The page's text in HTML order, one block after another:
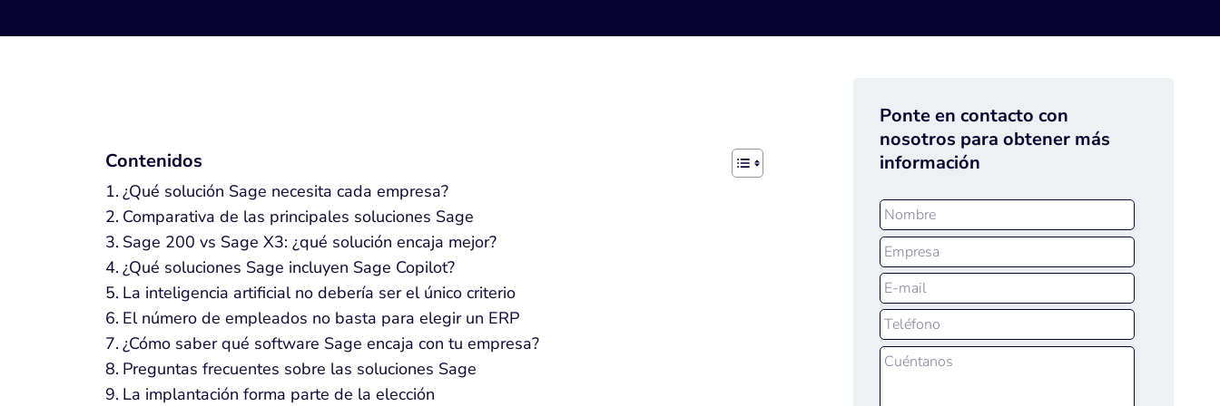
Contenidos
¿Qué solución Sage necesita cada empresa?
Comparativa de las principales soluciones Sage
Sage 200 vs Sage X3: ¿qué solución encaja mejor?
¿Qué soluciones Sage incluyen Sage Copilot?
La inteligencia artificial no debería ser el único criterio
El número de empleados no basta para elegir un ERP
¿Cómo saber qué software Sage encaja con tu empresa?
Preguntas frecuentes sobre las soluciones Sage
La implantación forma parte de la elección
Ponte en contacto con
nosotros para obtener más
información